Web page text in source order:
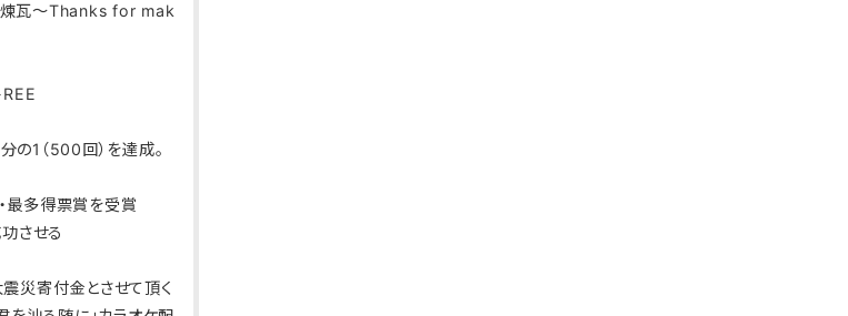
煉瓦～Thanks for mak
1（500回）を達成。
最多得票賞を受賞
させる
災寄付金とさせて頂く